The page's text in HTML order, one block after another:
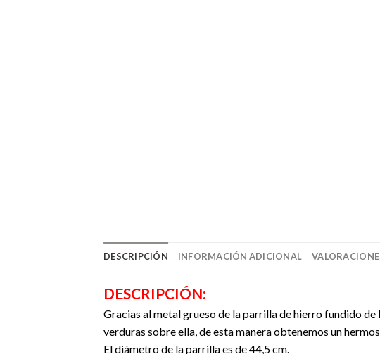
DESCRIPCIÓN INFORMACIÓN ADICIONAL
DESCRIPCIÓN:
Gracias al metal grueso de la parrilla de hierro fundido
verduras sobre ella, de esta manera obtenemos un
El diámetro de la parrilla es de 44,5 cm.